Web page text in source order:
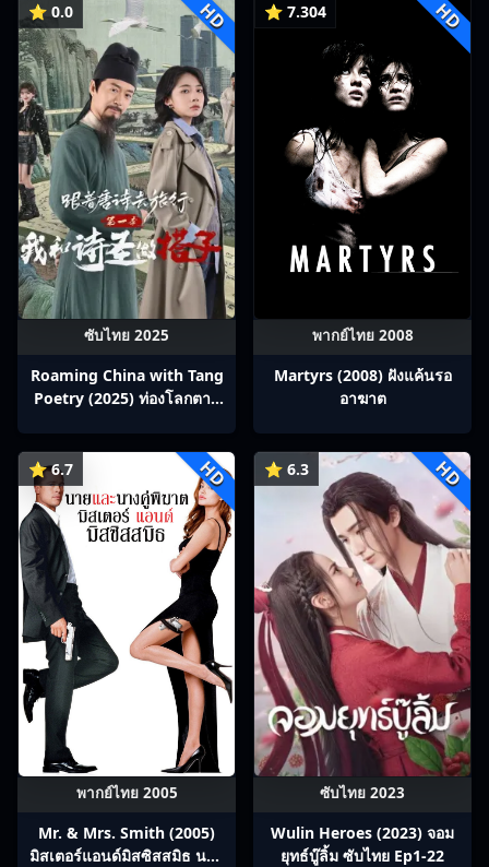
⭐ 0.0 HD
ซับไทย 2025
Roaming China with Tang
Poetry (2025) ท่องโลกตาม
⭐ 7.304 HD
พากย์ไทย 2008
Martyrs (2008) ฝังแค้นรอ
อาฆาต
⭐ 6.7 HD
พากย์ไทย 2005
Mr. & Mrs. Smith (2005)
มิสเตอร์แอนด์มิสซิสสมิธ นาย
⭐ 6.3 HD
ซับไทย 2023
Wulin Heroes (2023) จอม
ยุทธ์บู๊ลิ้ม ซับไทย Ep1-22